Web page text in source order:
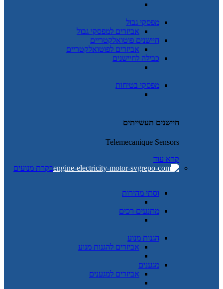
מפסקי גבול
אביזרים למפסקי גבול
חיישנים פוטואלקטריים
אביזרים לפוטואלקטריים
כבילה לחיישנים
מפסקי בטיחות
חיישנים תעשייתים
Telemecanique Sensors
קרא עוד
בקרת מנועים
וסתי מהירות
מתנעים רכים
הגנות מנוע
אביזרים להגנות מנוע
מגענים
אביזרים למגענים